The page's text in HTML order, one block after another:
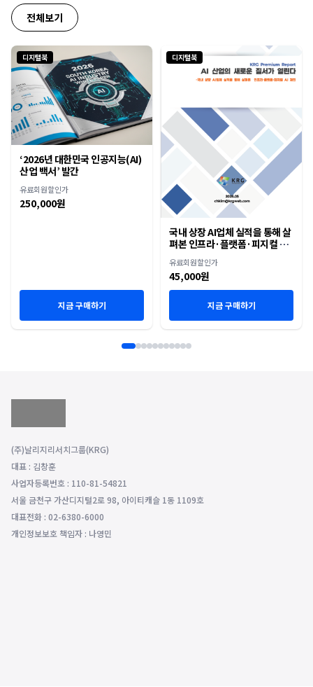
전체보기
디지털북
‘2026년 대한민국 인공지능(AI)
산업 백서’ 발간
유료회원할인가
250,000원
지금 구매하기
디지털북
국내 상장 AI업체 실적을 통해 살
펴본 인프라·플랫폼·피지컬 AI
유료회원할인가
45,000원
지금 구매하기
(주)날리지리서치그룹(KRG)
대표 : 김창훈
사업자등록번호 : 110-81-54821
서울 금천구 가산디지털2로 98, 아이티캐슬 1동 1109호
대표전화 : 02-6380-6000
개인정보보호 책임자 : 나영민